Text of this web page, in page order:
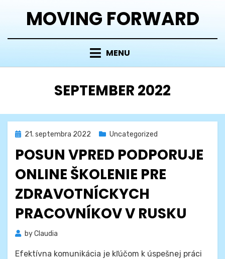
MOVING FORWARD
MENU
MESIAC
:
SEPTEMBER 2022
Posted
21. septembra 2022 Uncategorized
POSUN VPRED PODPORUJE
ONLINE ŠKOLENIE PRE
ZDRAVOTNÍCKYCH
PRACOVNÍKOV V RUSKU
byClaudia
Efektívna komunikácia je kľúčom k úspešnej práci